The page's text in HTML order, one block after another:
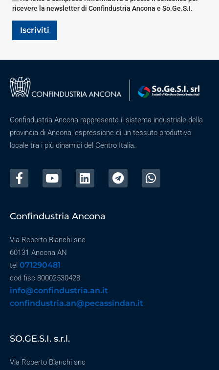
ricevere la newsletter di Confindustria Ancona e So.Ge.S.I.
Iscriviti
Confindustria Ancona rappresenta il sistema industriale della
provincia di Ancona, espressione di un tessuto produttivo
locale tra i più dinamici del Centro Italia.
Confindustria Ancona
Via Roberto Bianchi snc
60131 Ancona AN
tel 071290481
cod fisc 80002530428
info@confindustria.an.it
confindustria.an@pecassindan.it
SO.GE.S.I. s.r.l.
Via Roberto Bianchi snc